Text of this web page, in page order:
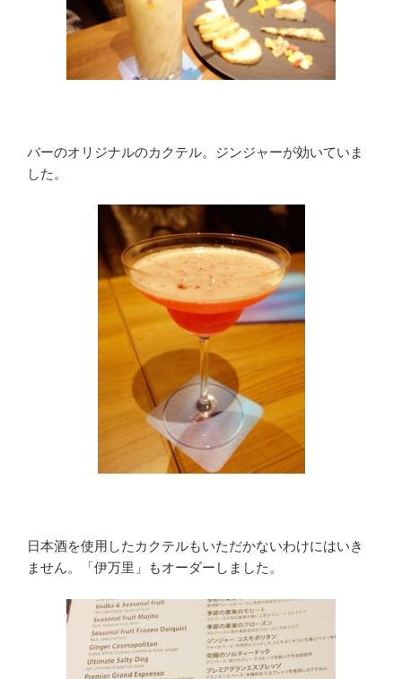
バーのオリジナルのカクテル。ジンジャーが効いていま
した。
日本酒を使用したカクテルもいただかないわけにはいき
ません。「伊万里」もオーダーしました。